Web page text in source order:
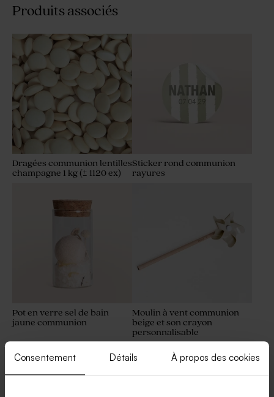
Consentement Détails À propos des cookies
Sticker communion
transparent fleurs
printanières 3.7 cm
enfant (3,7 cm)
Sticker communion douces
fleurs
Stickers bougie communion
macramé
Produits associés
Dragées communion lentilles
champagne 1 kg (± 1120 ex)
Sticker rond communion
rayures
Pot en verre sel de bain
jaune communion
Moulin à vent communion
beige et son crayon
personnalisable